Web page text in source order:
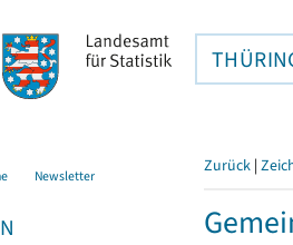
Newsletter Zurück |